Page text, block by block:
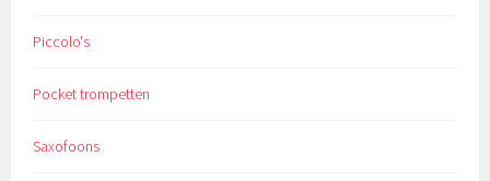
Piccolo's
Pocket trompetten
Saxofoons